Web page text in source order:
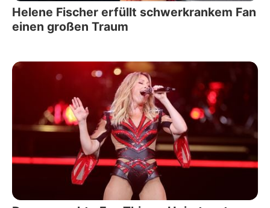
Helene Fischer erfüllt schwerkrankem Fan
einen großen Traum